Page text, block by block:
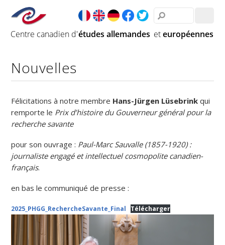
Nouvelles
Félicitations à notre membre Hans-Jürgen Lüsebrink qui
remporte le Prix d’histoire du Gouverneur général pour la
recherche savante
pour son ouvrage : Paul-Marc Sauvalle (1857-1920) :
journaliste engagé et intellectuel cosmopolite canadien-
français.
en bas le communiqué de presse :
2025_PHGG_RechercheSavante_Final Télécharger